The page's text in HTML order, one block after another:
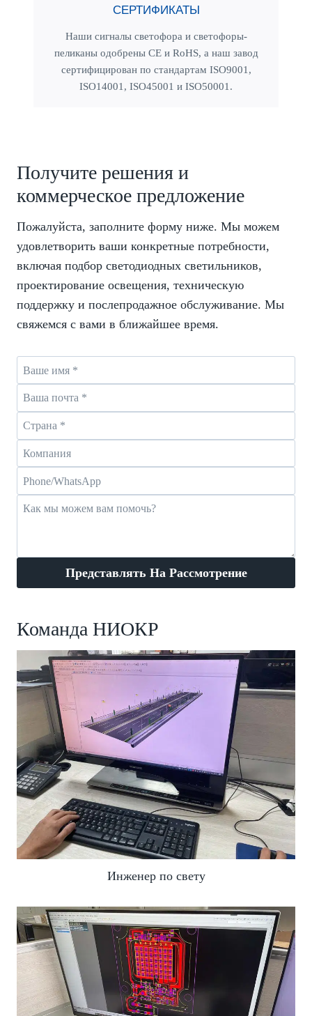
СЕРТИФИКАТЫ
Наши сигналы светофора и светофоры-
пеликаны одобрены CE и RoHS, а наш завод
сертифицирован по стандартам ISO9001,
ISO14001, ISO45001 и ISO50001.
Получите решения и
коммерческое предложение
Пожалуйста, заполните форму ниже. Мы можем
удовлетворить ваши конкретные потребности,
включая подбор светодиодных светильников,
проектирование освещения, техническую
поддержку и послепродажное обслуживание. Мы
свяжемся с вами в ближайшее время.
Представлять На Рассмотрение
Команда НИОКР
Инженер по свету